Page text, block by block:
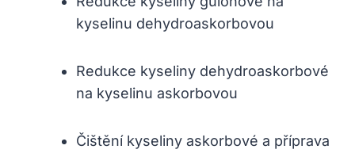
kyselinu dehydroaskorbovou
Redukce kyseliny dehydroaskorbové
na kyselinu askorbovou
Čištění kyseliny askorbové a příprava